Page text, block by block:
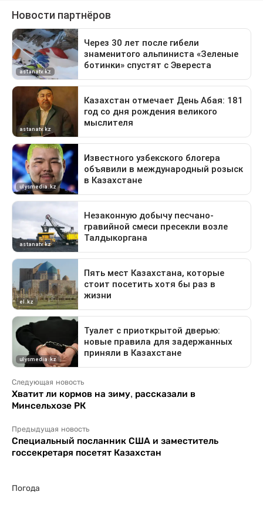
Следующая новость
Хватит ли кормов на зиму, рассказали в
Минсельхозе РК
Предыдущая новость
Специальный посланник США и заместитель
госсекретаря посетят Казахстан
Погода